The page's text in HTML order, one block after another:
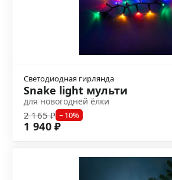
Светодиодная гирлянда
Snake light мульти
для новогодней ёлки
2 165 ₽ −10%
1 940 ₽